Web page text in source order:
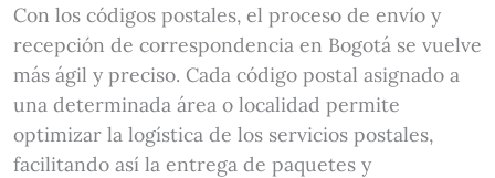
Con los códigos postales, el proceso de envío y
recepción de correspondencia en Bogotá se vuelve
más ágil y preciso. Cada código postal asignado a
una determinada área o localidad permite
optimizar la logística de los servicios postales,
facilitando así la entrega de paquetes y